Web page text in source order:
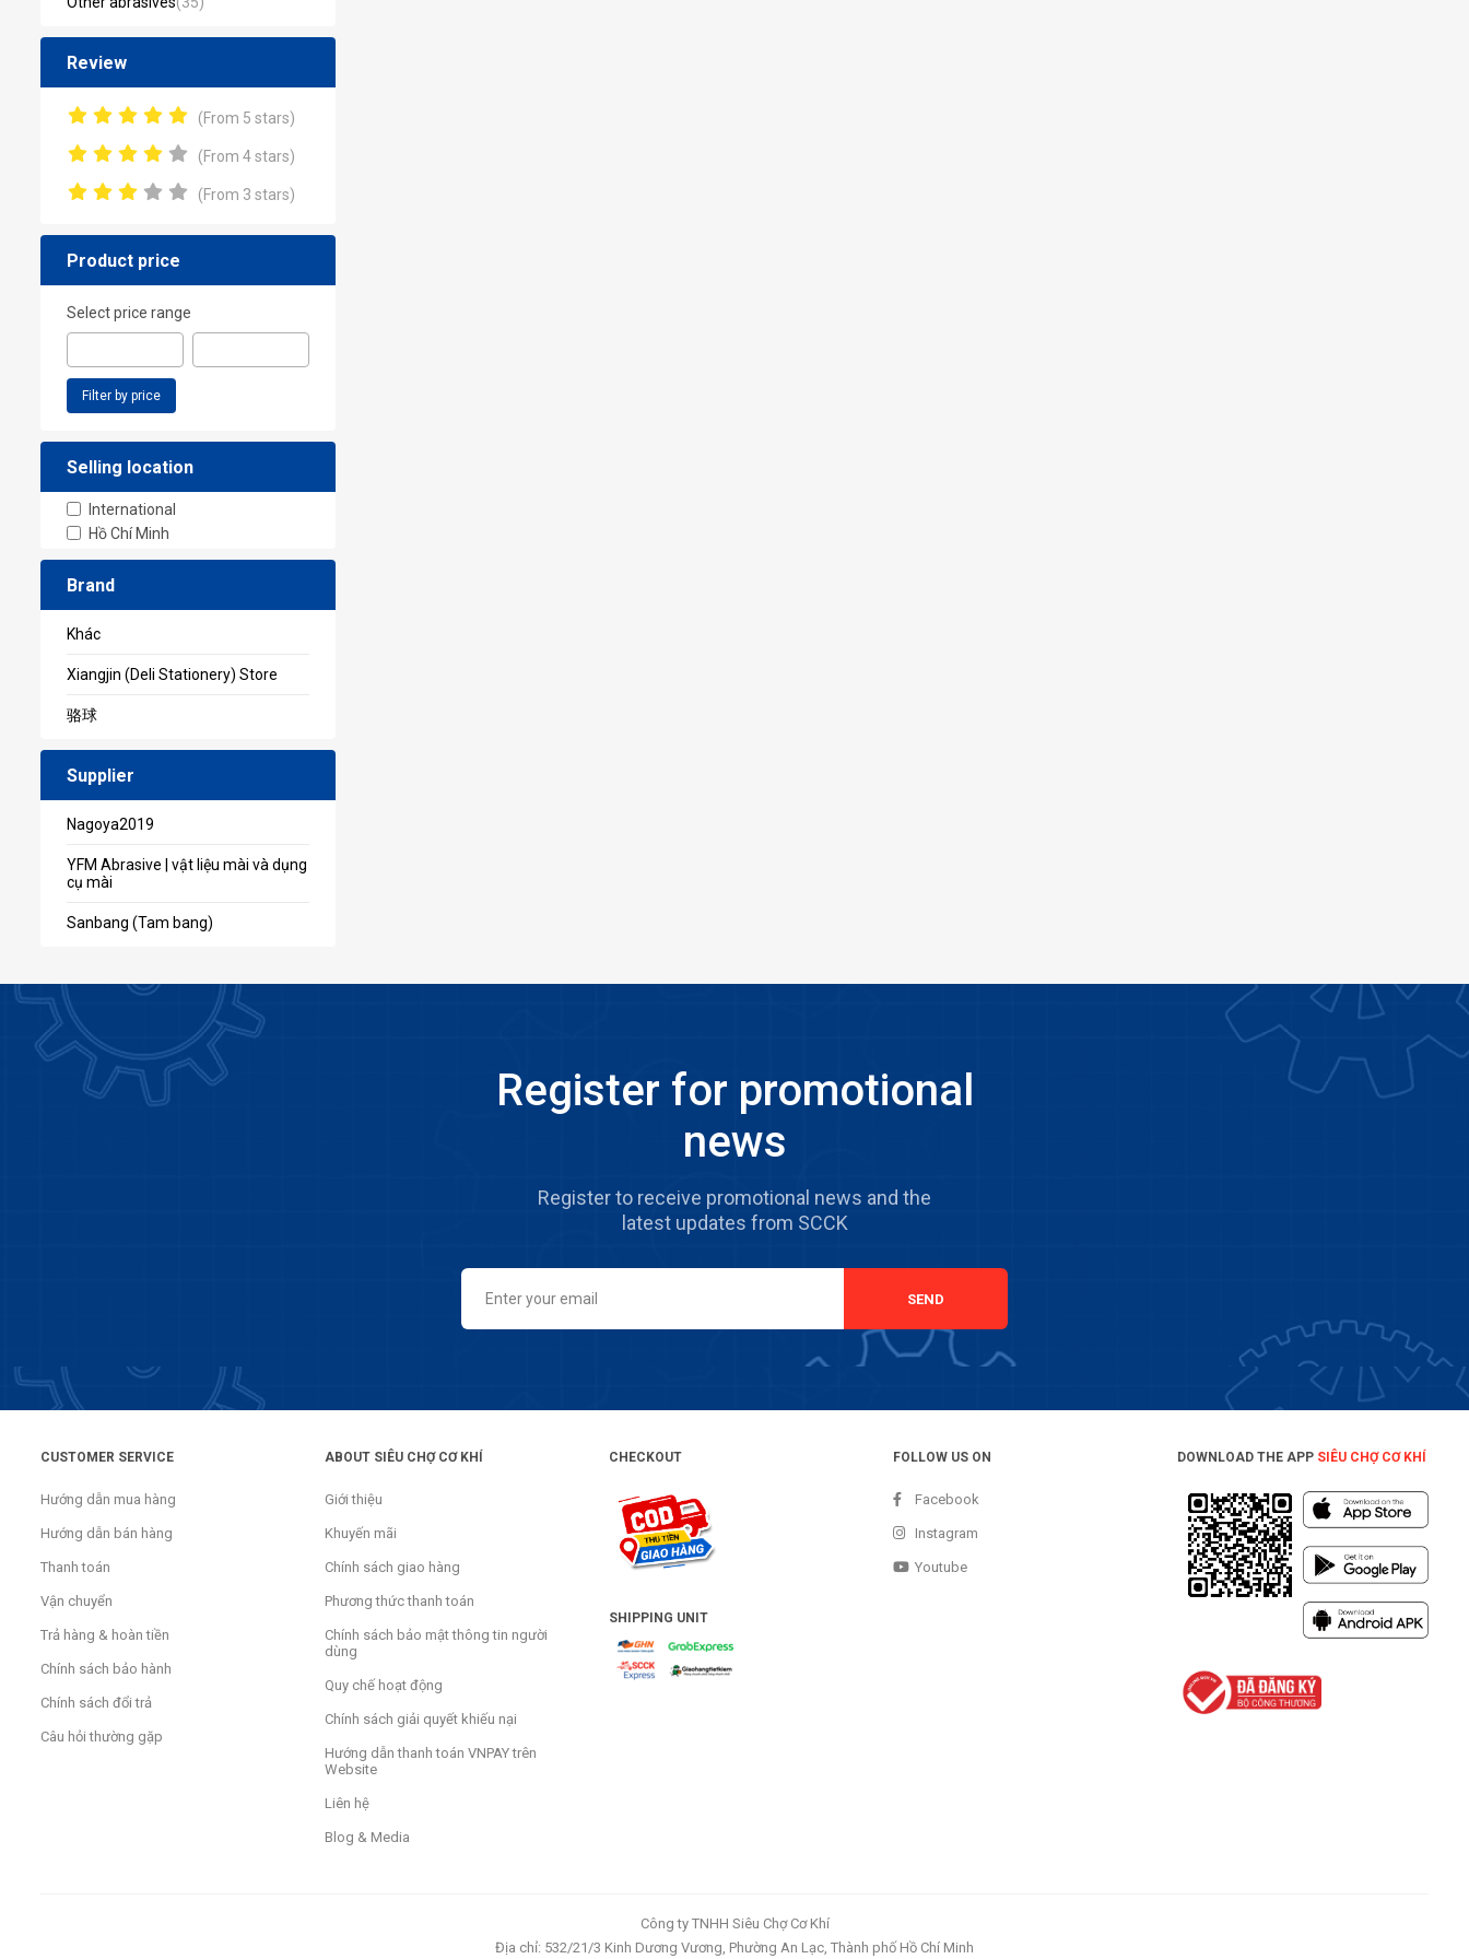
Review
(From 5 stars)
(From 4 stars)
(From 3 stars)
Product price
Select price range
Filter by price
Selling location
International
Hồ Chí Minh
Brand
Khác
Xiangjin (Deli Stationery) Store
骆球
Supplier
Nagoya2019
YFM Abrasive | vật liệu mài và dụng
cụ mài
Sanbang (Tam bang)
Register for promotional
news
Register to receive promotional news and the
latest updates from SCCK
SEND
CUSTOMER SERVICE
Hướng dẫn mua hàng
Hướng dẫn bán hàng
Thanh toán
Vận chuyển
Trả hàng & hoàn tiền
Chính sách bảo hành
Chính sách đổi trả
Câu hỏi thường gặp
ABOUT SIÊU CHỢ CƠ KHÍ
Giới thiệu
Khuyến mãi
Chính sách giao hàng
Phương thức thanh toán
Chính sách bảo mật thông tin người
dùng
Quy chế hoạt động
Chính sách giải quyết khiếu nại
Hướng dẫn thanh toán VNPAY trên
Website
Liên hệ
Blog & Media
CHECKOUT
SHIPPING UNIT
FOLLOW US ON
Facebook
Instagram
Youtube
DOWNLOAD THE APP SIÊU CHỢ CƠ KHÍ
Công ty TNHH Siêu Chợ Cơ Khí
Địa chỉ: 532/21/3 Kinh Dương Vương, Phường An Lạc, Thành phố Hồ Chí Minh